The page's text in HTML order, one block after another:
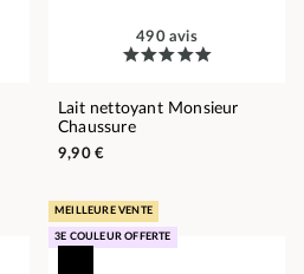
490 avis
Lait nettoyant Monsieur
Chaussure
9,90 €
MEILLEURE VENTE
3E COULEUR OFFERTE